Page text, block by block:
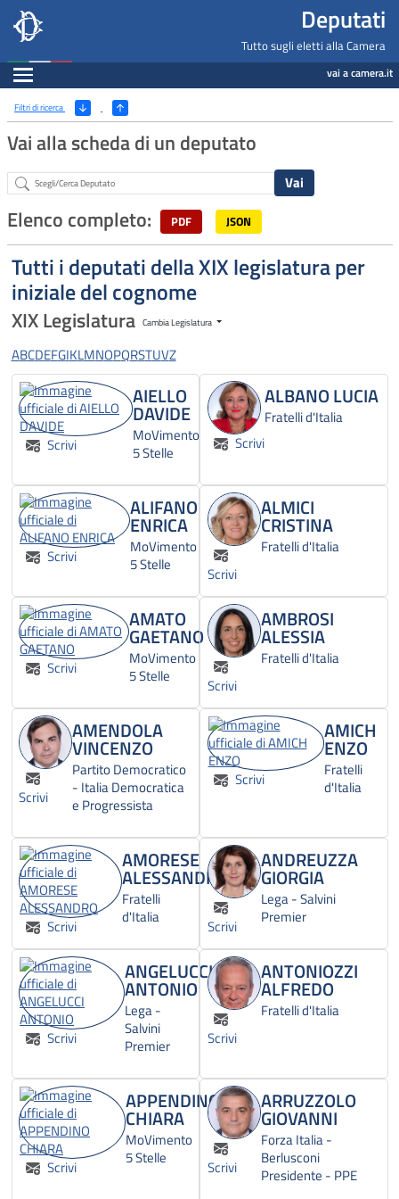
Deputati, Camera dei Deputati -
Salta al contenuto principale
Salta al menu di navigazione Deputati
Tutto sugli eletti alla Camera
Espandi vai a camera.it
Ricerca
Filtri di ricerca (Apri/Chiudi filtri)
Vai alla scheda di un deputato
Abstract
Elenco completo: PDF JSON
Tutti i deputati della XIX legislatura per
iniziale del cognome
XIX Legislatura Cambia Legislatura
ABCDEFGIKLMNOPQRSTUVZ
Scrivi
AIELLO
DAVIDE
MoVimento
5 Stelle
Scrivi
ALBANO LUCIA
Fratelli d'Italia
Scrivi
ALIFANO
ENRICA
MoVimento
5 Stelle
Scrivi
ALMICI
CRISTINA
Fratelli d'Italia
Scrivi
AMATO
GAETANO
MoVimento
5 Stelle
Scrivi
AMBROSI
ALESSIA
Fratelli d'Italia
Scrivi
AMENDOLA
VINCENZO
Partito Democratico
- Italia Democratica
e Progressista
Scrivi
AMICH
ENZO
Fratelli
d'Italia
Scrivi
AMORESE
ALESSANDRO
Fratelli
d'Italia
Scrivi
ANDREUZZA
GIORGIA
Lega - Salvini
Premier
Scrivi
ANGELUCCI
ANTONIO
Lega -
Salvini
Premier
Scrivi
ANTONIOZZI
ALFREDO
Fratelli d'Italia
Scrivi
APPENDINO
CHIARA
MoVimento
5 Stelle
Scrivi
ARRUZZOLO
GIOVANNI
Forza Italia -
Berlusconi
Presidente - PPE
Navigazione pagine di servizio
Fine pagina
Salta al contenuto principale
Salta al menu di navigazione
Vai a inizio pagina